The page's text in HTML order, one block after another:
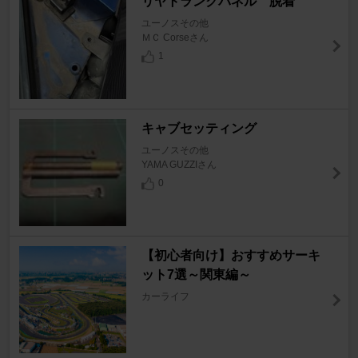
ユーノスその他
ＭＣ Corseさん
1
キャブセッティング
ユーノスその他
YAMA GUZZIさん
0
【初心者向け】おすすめサーキ
ット7選～関東編～
カーライフ